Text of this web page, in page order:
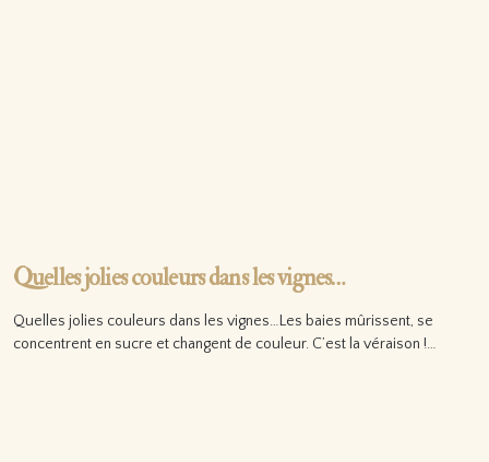
Quelles jolies couleurs dans les vignes…
Quelles jolies couleurs dans les vignes…Les baies mûrissent, se
concentrent en sucre et changent de couleur. C’est la véraison !…